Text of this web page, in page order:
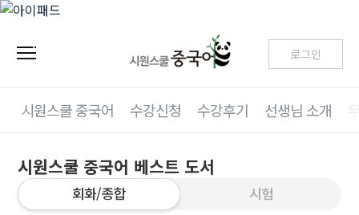
로그인
시원스쿨 중국어 수강신청 수강후기 선생님 소개
시원스쿨 중국어 베스트 도서
회화/종합 시험